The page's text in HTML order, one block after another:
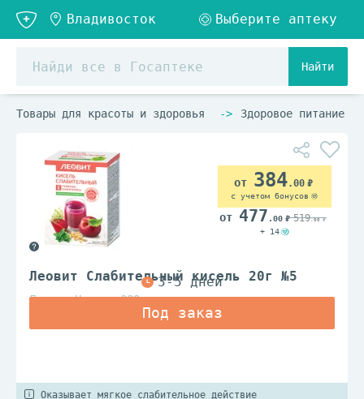
Найти
Товары для красоты и здоровья Здоровое питание
Леовит Слабительный кисель 20г №5
Леовит Нутрио ООО
384.00
с учетом бонусов
477 .00 519.00
+ 14
Оказывает мягкое слабительное действие